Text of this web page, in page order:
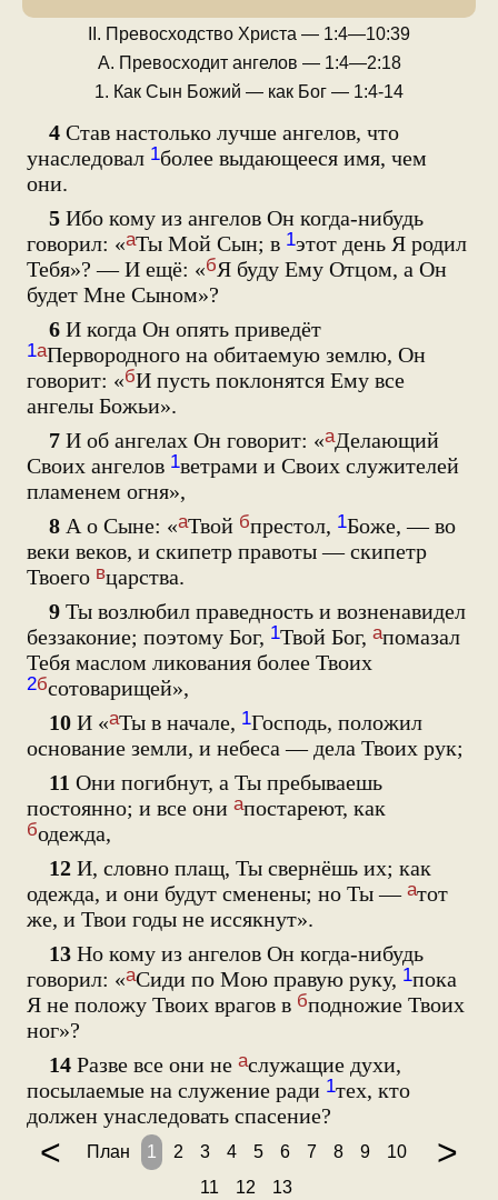
II. Превосходство Христа — 1:4—10:39
А. Превосходит ангелов — 1:4—2:18
1. Как Сын Божий — как Бог — 1:4-14
4 Став настолько лучше ангелов, что
унаследовал 1более выдающееся имя, чем
они.
5 Ибо кому из ангелов Он когда-нибудь
говорил: «аТы Мой Сын; в 1этот день Я родил
Тебя»? — И ещё: «бЯ буду Ему Отцом, а Он
будет Мне Сыном»?
6 И когда Он опять приведёт
1аПервородного на обитаемую землю, Он
говорит: «бИ пусть поклонятся Ему все
ангелы Божьи».
7 И об ангелах Он говорит: «аДелающий
Своих ангелов 1ветрами и Своих служителей
пламенем огня»,
8 А о Сыне: «аТвой бпрестол, 1Боже, — во
веки веков, и скипетр правоты — скипетр
Твоего вцарства.
9 Ты возлюбил праведность и возненавидел
беззаконие; поэтому Бог, 1Твой Бог, апомазал
Тебя маслом ликования более Твоих
2бсотоварищей»,
10 И «аТы в начале, 1Господь, положил
основание земли, и небеса — дела Твоих рук;
11 Они погибнут, а Ты пребываешь
постоянно; и все они апостареют, как
бодежда,
12 И, словно плащ, Ты свернёшь их; как
одежда, и они будут сменены; но Ты — атот
же, и Твои годы не иссякнут».
13 Но кому из ангелов Он когда-нибудь
говорил: «аСиди по Мою правую руку, 1пока
Я не положу Твоих врагов в бподножие Твоих
ног»?
14 Разве все они не аслужащие духи,
посылаемые на служение ради 1тех, кто
должен унаследовать спасение?
< План 1 2 3 4 5 6 7 8 9
10
11
12 13
>